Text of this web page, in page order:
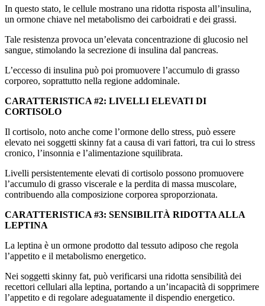
In questo stato, le cellule mostrano una ridotta risposta all’insulina,
un ormone chiave nel metabolismo dei carboidrati e dei grassi.
Tale resistenza provoca un’elevata concentrazione di glucosio nel
sangue, stimolando la secrezione di insulina dal pancreas.
L’eccesso di insulina può poi promuovere l’accumulo di grasso
corporeo, soprattutto nella regione addominale.
CARATTERISTICA #2: LIVELLI ELEVATI DI
CORTISOLO
Il cortisolo, noto anche come l’ormone dello stress, può essere
elevato nei soggetti skinny fat a causa di vari fattori, tra cui lo stress
cronico, l’insonnia e l’alimentazione squilibrata.
Livelli persistentemente elevati di cortisolo possono promuovere
l’accumulo di grasso viscerale e la perdita di massa muscolare,
contribuendo alla composizione corporea sproporzionata.
CARATTERISTICA #3: SENSIBILITÀ RIDOTTA ALLA
LEPTINA
La leptina è un ormone prodotto dal tessuto adiposo che regola
l’appetito e il metabolismo energetico.
Nei soggetti skinny fat, può verificarsi una ridotta sensibilità dei
recettori cellulari alla leptina, portando a un’incapacità di sopprimere
l’appetito e di regolare adeguatamente il dispendio energetico.